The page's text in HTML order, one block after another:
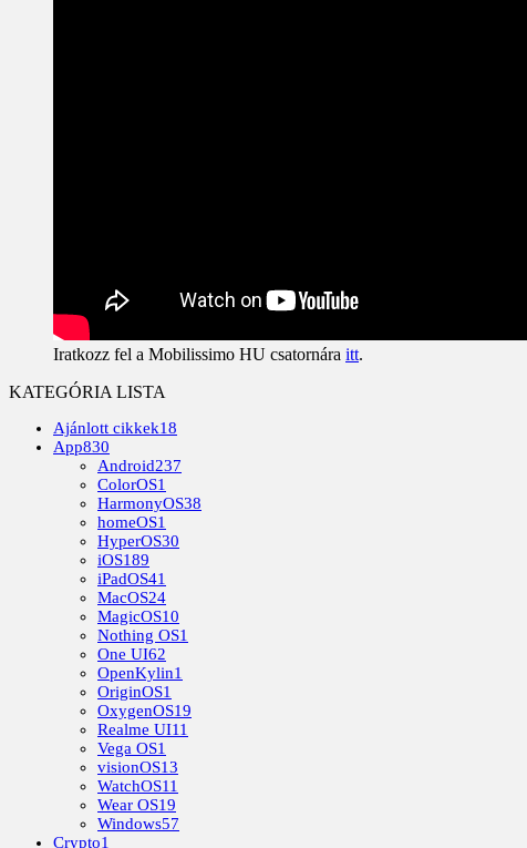
Iratkozz fel a Mobilissimo HU csatornára itt.
KATEGÓRIA LISTA
Ajánlott cikkek18
App830
Android237
ColorOS1
HarmonyOS38
homeOS1
HyperOS30
iOS189
iPadOS41
MacOS24
MagicOS10
Nothing OS1
One UI62
OpenKylin1
OriginOS1
OxygenOS19
Realme UI11
Vega OS1
visionOS13
WatchOS11
Wear OS19
Windows57
Crypto1